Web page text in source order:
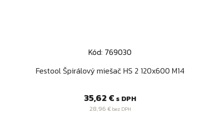
Kód: 769030
Festool Špirálový miešač HS 2 120x600 M14
Cena
35,62 € s DPH
28,96 €bez DPH